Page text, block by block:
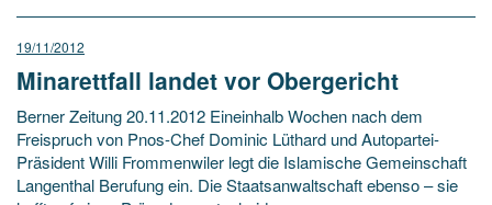
19/11/2012
Minarettfall landet vor Obergericht
Berner Zeitung 20.11.2012 Eineinhalb Wochen nach dem
Freispruch von Pnos-Chef Dominic Lüthard und Autopartei-
Präsident Willi Frommenwiler legt die Islamische Gemeinschaft
Langenthal Berufung ein. Die Staatsanwaltschaft ebenso – sie